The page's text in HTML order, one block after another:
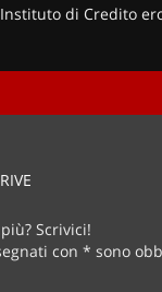
l'informativa
trattamento dei miei
Invia la tua
di Credito
Scrivici!
con * sono